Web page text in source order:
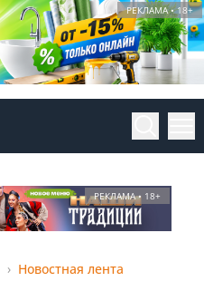
РЕКЛАМА • 18+
РЕКЛАМА • 18+
Новостная лента